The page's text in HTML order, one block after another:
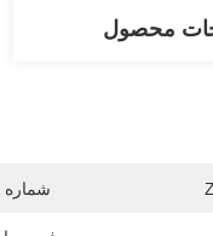
محصول